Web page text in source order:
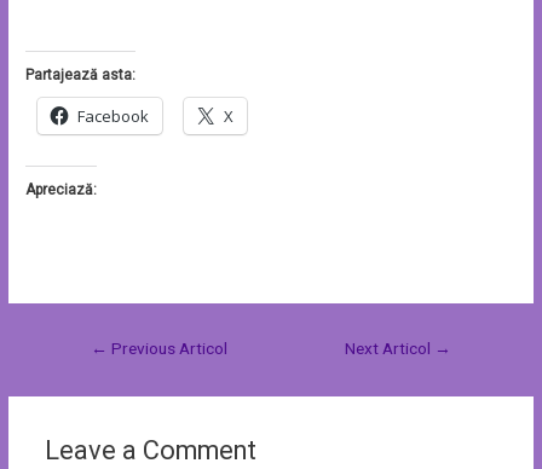
Partajează asta:
Facebook X
Apreciază:
← Previous Articol Next Articol →
Leave a Comment